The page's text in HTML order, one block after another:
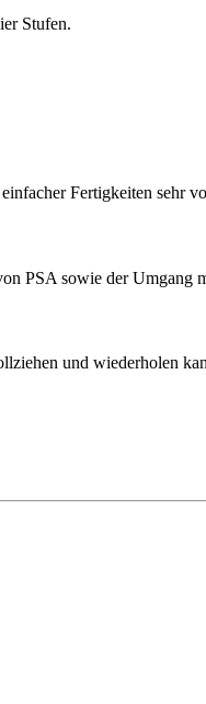
Stufen.
Fertigkeiten sehr
PSA sowie der Umgang
und wiederholen